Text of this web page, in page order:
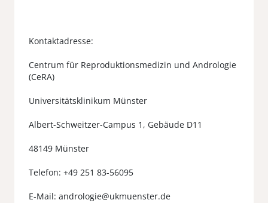
Kontaktadresse:
Centrum für Reproduktionsmedizin und Andrologie
(CeRA)
Universitätsklinikum Münster
Albert-Schweitzer-Campus 1, Gebäude D11
48149 Münster
Telefon: +49 251 83-56095
E-Mail: andrologie@ukmuenster.de